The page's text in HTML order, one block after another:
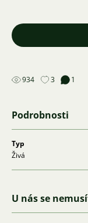
934 3 1
Podrobnosti
Typ
Živá
U nás se